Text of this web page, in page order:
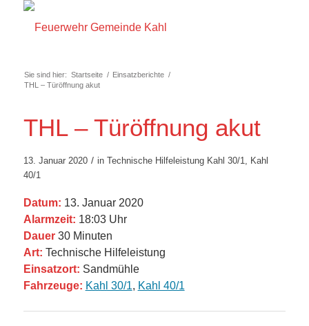
Sie sind hier: Startseite / Einsatzberichte /
THL – Türöffnung akut
THL – Türöffnung akut
13. Januar 2020 / in Technische Hilfeleistung Kahl 30/1, Kahl
40/1
Datum: 13. Januar 2020
Alarmzeit: 18:03 Uhr
Dauer30 Minuten
Art: Technische Hilfeleistung
Einsatzort: Sandmühle
Fahrzeuge: Kahl 30/1, Kahl 40/1